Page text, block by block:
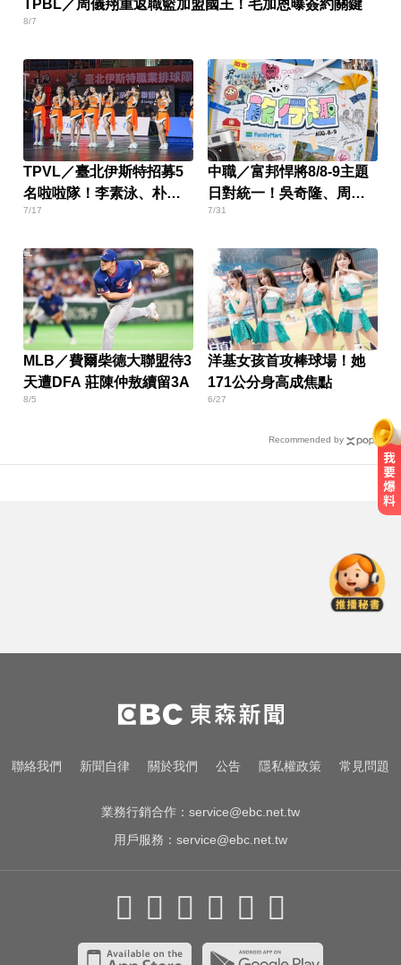
TPBL／周儀翔重返職籃加盟國王！毛加恩曝簽約關鍵
8/7
TPVL／臺北伊斯特招募5
名啦啦隊！李素泳、朴恩
惠領軍培訓
7/17
中職／富邦悍將8/8-9主題
日對統一！吳奇隆、周天
成接力開球
7/31
MLB／費爾柴德大聯盟待3
天遭DFA 莊陳仲敖續留3A
8/5
洋基女孩首攻棒球場！她
171公分身高成焦點
6/27
Recommended by
突離世 團隊發聲證實
喉嚨痛別輕忽！醫揭口咽癌4警訊
不菸不酒也可能中招
10共機、6共艦擾台！6架次越中線
聯絡我們 新聞自律 關於我們 公告 隱私權政策 常見問題
業務行銷合作： service@ebc.net.tw
用戶服務： service@ebc.net.tw